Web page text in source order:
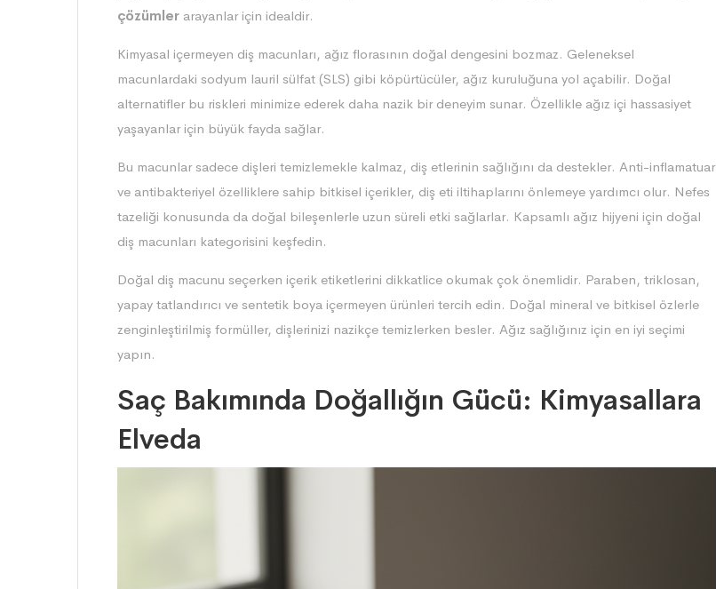
çözümler arayanlar için idealdir.
Kimyasal içermeyen diş macunları, ağız florasının doğal dengesini bozmaz. Geleneksel
macunlardaki sodyum lauril sülfat (SLS) gibi köpürtücüler, ağız kuruluğuna yol açabilir. Doğal
alternatifler bu riskleri minimize ederek daha nazik bir deneyim sunar. Özellikle ağız içi hassasiyet
yaşayanlar için büyük fayda sağlar.
Bu macunlar sadece dişleri temizlemekle kalmaz, diş etlerinin sağlığını da destekler. Anti-inflamatuar
ve antibakteriyel özelliklere sahip bitkisel içerikler, diş eti iltihaplarını önlemeye yardımcı olur. Nefes
tazeliği konusunda da doğal bileşenlerle uzun süreli etki sağlarlar. Kapsamlı ağız hijyeni için doğal
diş macunları kategorisini keşfedin.
Doğal diş macunu seçerken içerik etiketlerini dikkatlice okumak çok önemlidir. Paraben, triklosan,
yapay tatlandırıcı ve sentetik boya içermeyen ürünleri tercih edin. Doğal mineral ve bitkisel özlerle
zenginleştirilmiş formüller, dişlerinizi nazikçe temizlerken besler. Ağız sağlığınız için en iyi seçimi
yapın.
Saç Bakımında Doğallığın Gücü: Kimyasallara
Elveda